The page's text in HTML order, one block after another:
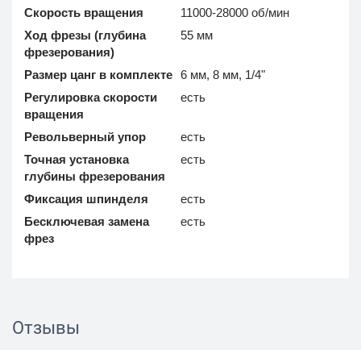
Скорость вращения
11000-28000 об/мин
Ход фрезы (глубина
фрезерования)
55 мм
Размер цанг в комплекте 6 мм, 8 мм, 1/4"
Регулировка скорости
вращения
есть
Револьверный упор
есть
Точная установка
глубины фрезерования
есть
Фиксация шпинделя
есть
Бесключевая замена
фрез
есть
Уровень шума
Отзывы